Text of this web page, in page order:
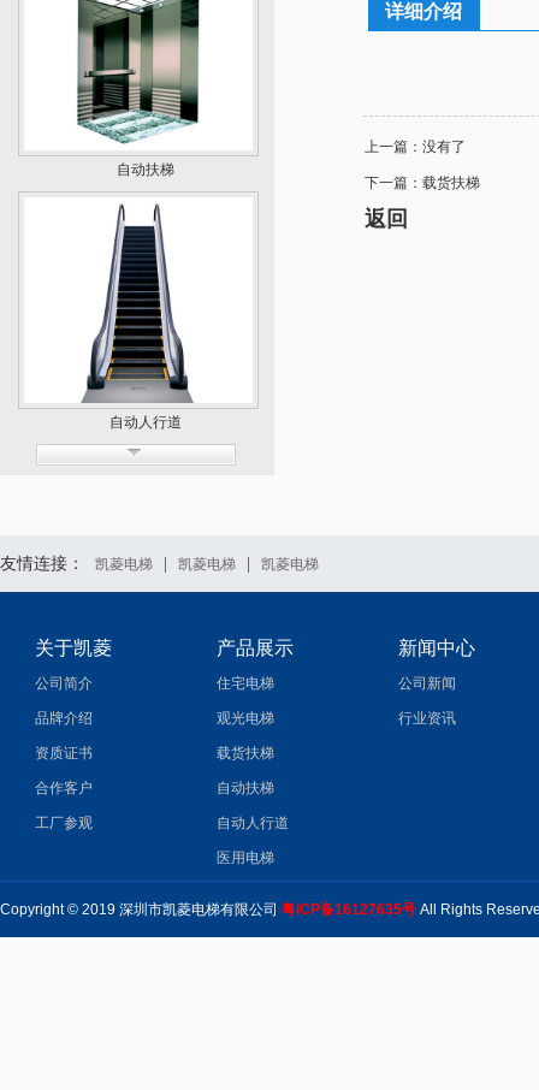
自动扶梯
自动人行道
详细介绍
上一篇：没有了
下一篇： 载货扶梯
返回
友情连接： 凯菱电梯 凯菱电梯 凯菱电梯
关于凯菱
公司简介
品牌介绍
资质证书
合作客户
工厂参观
产品展示
住宅电梯
观光电梯
载货扶梯
自动扶梯
自动人行道
医用电梯
新闻中心
公司新闻
行业资讯
Copyright © 2019 深圳市凯菱电梯有限公司 粤ICP备16127635号 All Rights